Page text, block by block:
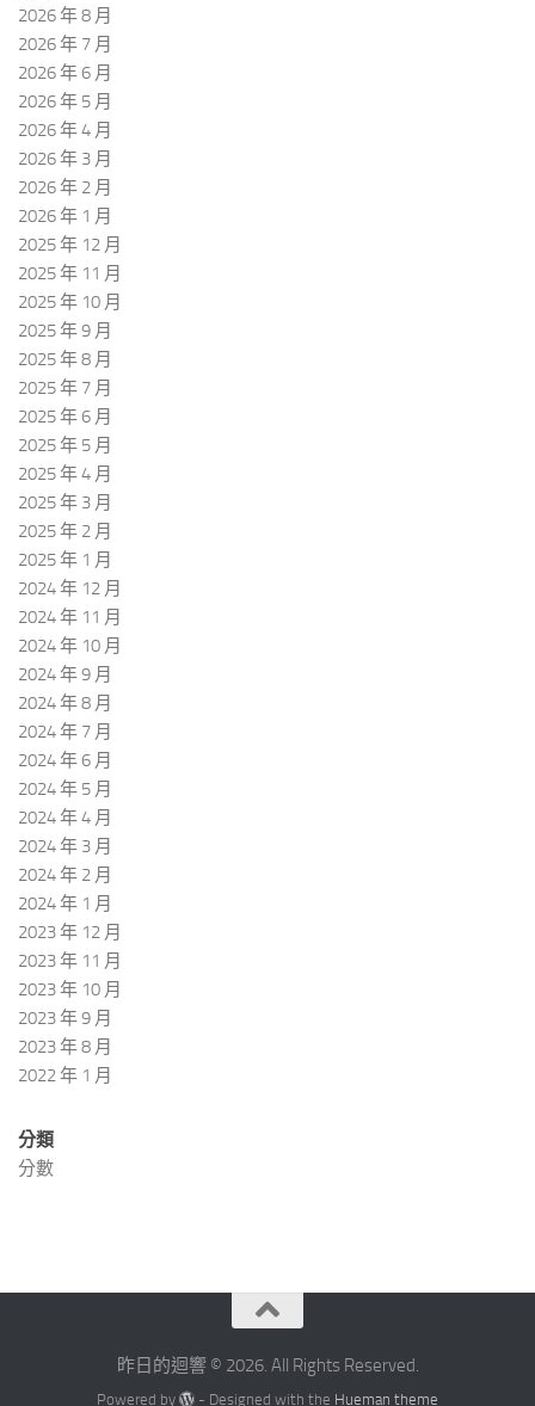
2026 年 8 月
2026 年 7 月
2026 年 6 月
2026 年 5 月
2026 年 4 月
2026 年 3 月
2026 年 2 月
2026 年 1 月
2025 年 12 月
2025 年 11 月
2025 年 10 月
2025 年 9 月
2025 年 8 月
2025 年 7 月
2025 年 6 月
2025 年 5 月
2025 年 4 月
2025 年 3 月
2025 年 2 月
2025 年 1 月
2024 年 12 月
2024 年 11 月
2024 年 10 月
2024 年 9 月
2024 年 8 月
2024 年 7 月
2024 年 6 月
2024 年 5 月
2024 年 4 月
2024 年 3 月
2024 年 2 月
2024 年 1 月
2023 年 12 月
2023 年 11 月
2023 年 10 月
2023 年 9 月
2023 年 8 月
2022 年 1 月
分類
分數
昨日的迴響 © 2026. All Rights Reserved.
Powered by - Designed with the Hueman theme